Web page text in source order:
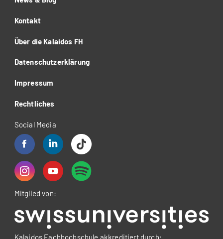
Kontakt
Über die Kalaidos FH
Datenschutzerklärung
Impressum
Rechtliches
Social Media
Mitglied von:
Kalaidos Fachhochschule akkreditiert durch: